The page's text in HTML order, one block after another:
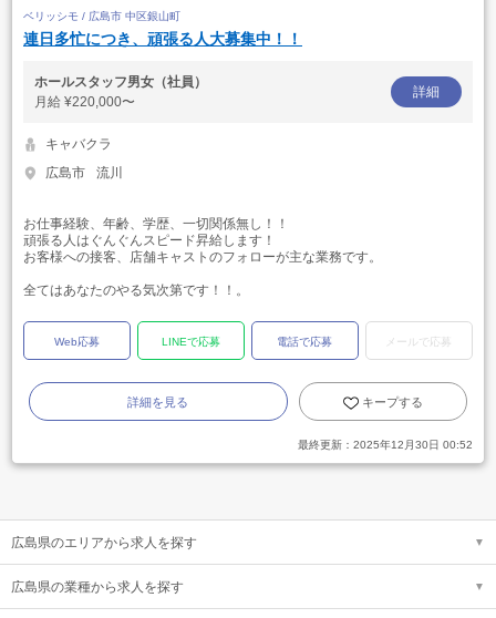
ベリッシモ / 広島市 中区銀山町
連日多忙につき、頑張る人大募集中！！
ホールスタッフ男女（社員）
月給 ¥220,000〜
詳細
キャバクラ
広島市
流川
お仕事経験、年齢、学歴、一切関係無し！！
頑張る人はぐんぐんスピード昇給します！
お客様への接客、店舗キャストのフォローが主な業務です。
全てはあなたのやる気次第です！！。
Web応募 LINEで応募 電話で応募 メールで応募
詳細を見る キープする
最終更新： 2025年12月30日 00:52
広島県のエリアから求人を探す
広島県の業種から求人を探す